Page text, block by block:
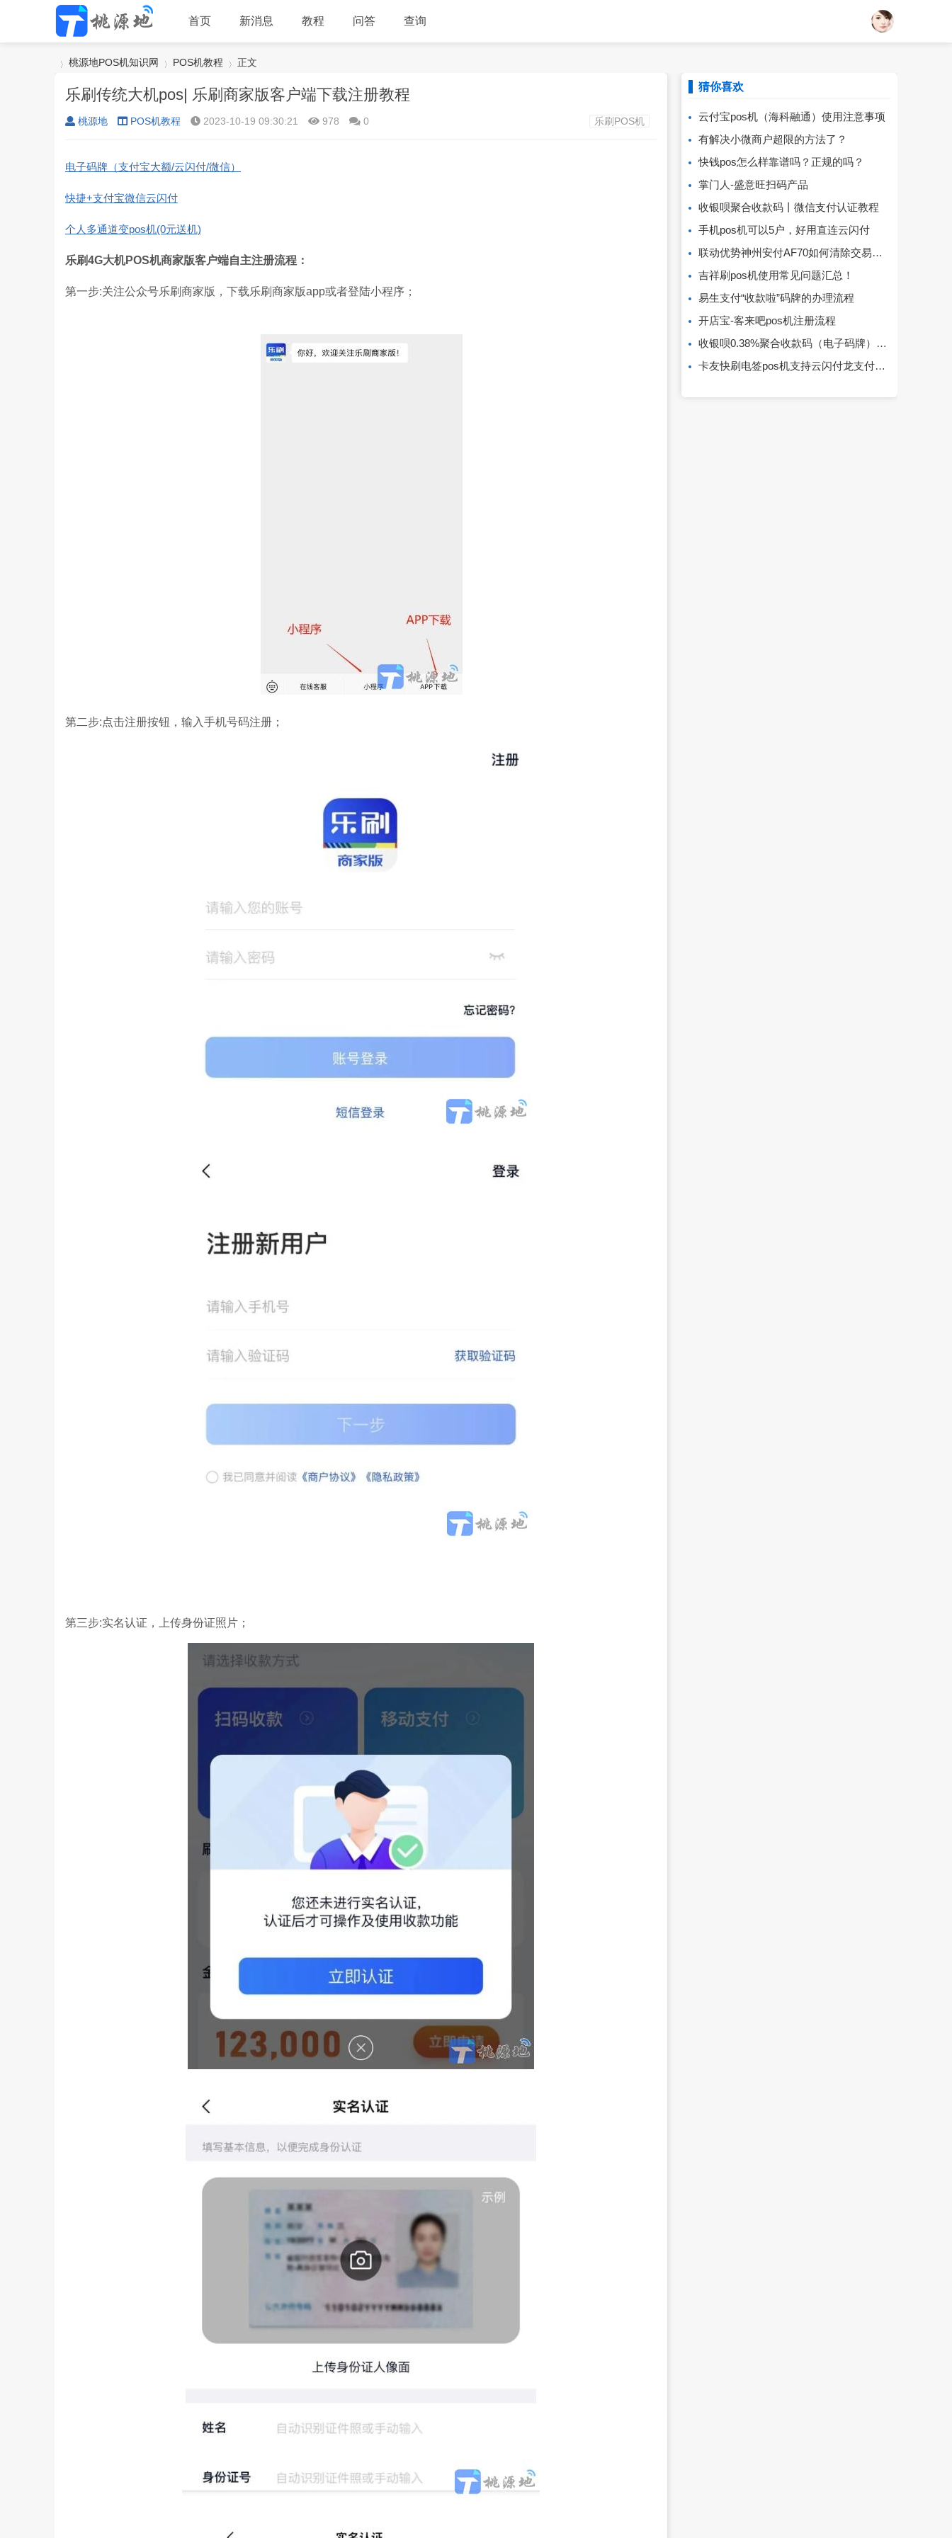
首页 新消息 教程 问答 查询
桃源地POS机知识网
›
POS机教程
›
正文
乐刷传统大机pos| 乐刷商家版客户端下载注册教程
桃源地 POS机教程 2023-10-19 09:30:21 978 0 乐刷POS机
电子码牌（支付宝大额/云闪付/微信）
快捷+支付宝微信云闪付
个人多通道变pos机(0元送机)
乐刷4G大机POS机商家版客户端自主注册流程：
第一步:关注公众号乐刷商家版，下载乐刷商家版app或者登陆小程序；
第二步:点击注册按钮，输入手机号码注册；
第三步:实名认证，上传身份证照片；
猜你喜欢
云付宝pos机（海科融通）使用注意事项
有解决小微商户超限的方法了？
快钱pos怎么样靠谱吗？正规的吗？
掌门人-盛意旺扫码产品
收银呗聚合收款码丨微信支付认证教程
手机pos机可以5户，好用直连云闪付
联动优势神州安付AF70如何清除交易流水
吉祥刷pos机使用常见问题汇总！
易生支付“收款啦”码牌的办理流程
开店宝-客来吧pos机注册流程
收银呗0.38%聚合收款码（电子码牌）注册开通及使用方法！
卡友快刷电签pos机支持云闪付龙支付，值得选择！